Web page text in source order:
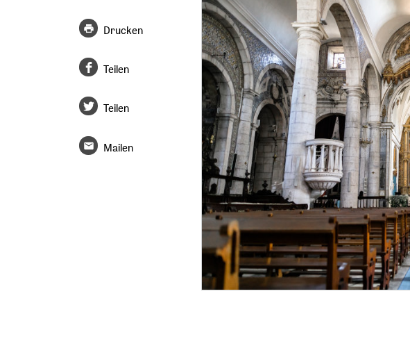
Drucken
Teilen
Teilen
Mailen